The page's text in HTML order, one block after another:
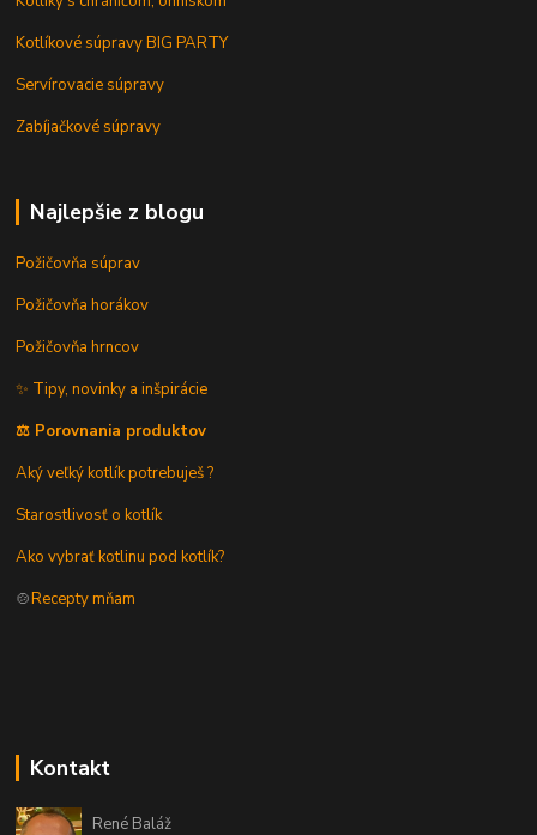
Kotlíkové súpravy BIG PARTY
Servírovacie súpravy
Zabíjačkové súpravy
Najlepšie z blogu
Požičovňa súprav
Požičovňa horákov
Požičovňa hrncov
✨ Tipy, novinky a inšpirácie
⚖️ Porovnania produktov
Aký veľký kotlík potrebuješ ?
Starostlivosť o kotlík
Ako vybrať kotlinu pod kotlík?
🍲Recepty mňam
Kontakt
René Baláž